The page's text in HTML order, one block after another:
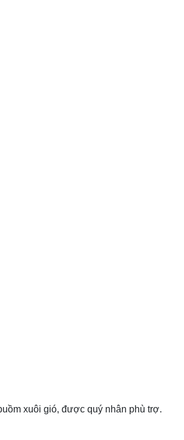
xuôi gió, được quý nhân phù trợ.